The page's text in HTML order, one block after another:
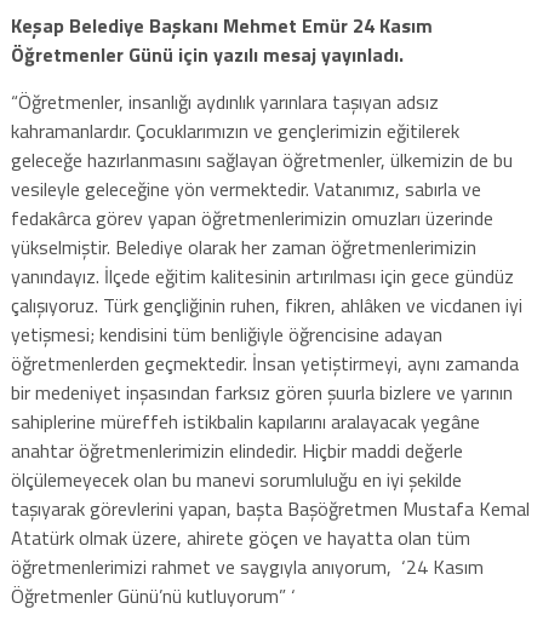
Keşap Belediye Başkanı Mehmet Emür 24 Kasım
Öğretmenler Günü için yazılı mesaj yayınladı.
“Öğretmenler, insanlığı aydınlık yarınlara taşıyan adsız
kahramanlardır. Çocuklarımızın ve gençlerimizin eğitilerek
geleceğe hazırlanmasını sağlayan öğretmenler, ülkemizin de bu
vesileyle geleceğine yön vermektedir. Vatanımız, sabırla ve
fedakârca görev yapan öğretmenlerimizin omuzları üzerinde
yükselmiştir. Belediye olarak her zaman öğretmenlerimizin
yanındayız. İlçede eğitim kalitesinin artırılması için gece gündüz
çalışıyoruz. Türk gençliğinin ruhen, fikren, ahlâken ve vicdanen iyi
yetişmesi; kendisini tüm benliğiyle öğrencisine adayan
öğretmenlerden geçmektedir. İnsan yetiştirmeyi, aynı zamanda
bir medeniyet inşasından farksız gören şuurla bizlere ve yarının
sahiplerine müreffeh istikbalin kapılarını aralayacak yegâne
anahtar öğretmenlerimizin elindedir. Hiçbir maddi değerle
ölçülemeyecek olan bu manevi sorumluluğu en iyi şekilde
taşıyarak görevlerini yapan, başta Başöğretmen Mustafa Kemal
Atatürk olmak üzere, ahirete göçen ve hayatta olan tüm
öğretmenlerimizi rahmet ve saygıyla anıyorum, ‘24 Kasım
Öğretmenler Günü’nü kutluyorum” ‘